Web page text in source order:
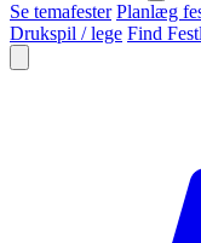
Se temafester Planlæg
Drukspil / lege Find